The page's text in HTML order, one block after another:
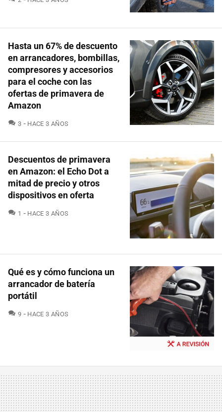
Hasta un 67% de descuento
en arrancadores, bombillas,
compresores y accesorios
para el coche con las
ofertas de primavera de
Amazon
3 COMENTARIOS
HACE 3 AÑOS
Descuentos de primavera
en Amazon: el Echo Dot a
mitad de precio y otros
dispositivos en oferta
1 COMENTARIOS
HACE 3 AÑOS
Qué es y cómo funciona un
arrancador de batería
portátil
9 COMENTARIOS
HACE 3 AÑOS